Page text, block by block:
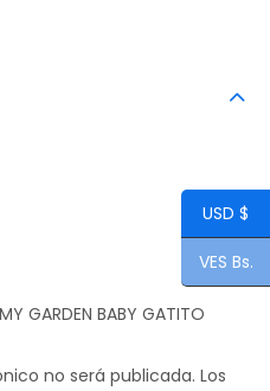
GARDEN BABY GATITO
no será publicada. Los
USD $
VES Bs.